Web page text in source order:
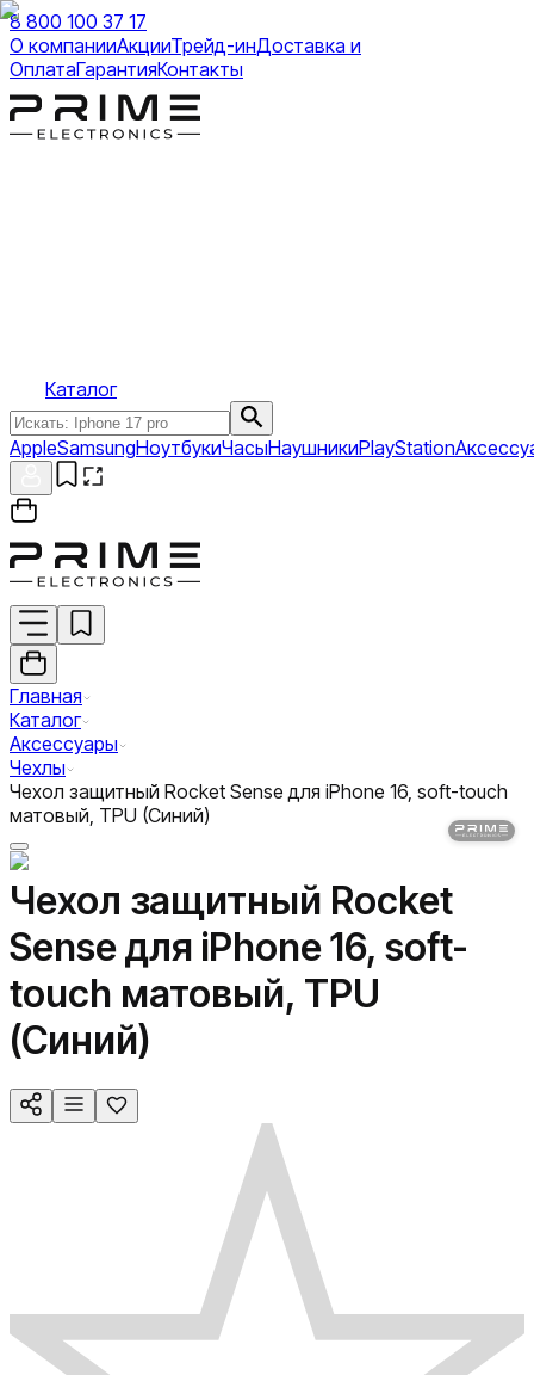
8 800 100 37 17
О компанииАкцииТрейд-инДоставка и
ОплатаГарантияКонтакты
Каталог
AppleSamsungНоутбукиЧасыНаушникиPlayStation
Главная
Каталог
Аксессуары
Чехлы
Чехол защитный Rocket Sense для iPhone 16, soft-touch
матовый, TPU (Синий)
Чехол защитный Rocket
Sense для iPhone 16, soft-
touch матовый, TPU
(Синий)